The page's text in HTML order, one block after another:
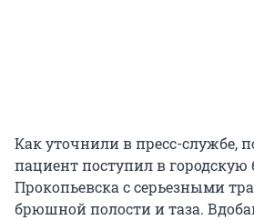
Как уточнили в пресс-службе,
пациент поступил в городскую
Прокопьевска с серьезными
брюшной полости и таза.